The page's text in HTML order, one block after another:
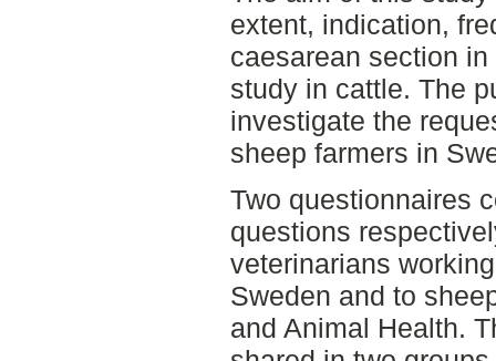
extent, indication,
caesarean section
study in cattle. The
investigate the
sheep farmers in
Two questionnaires
questions
veterinarians
Sweden and to
and Animal Health.